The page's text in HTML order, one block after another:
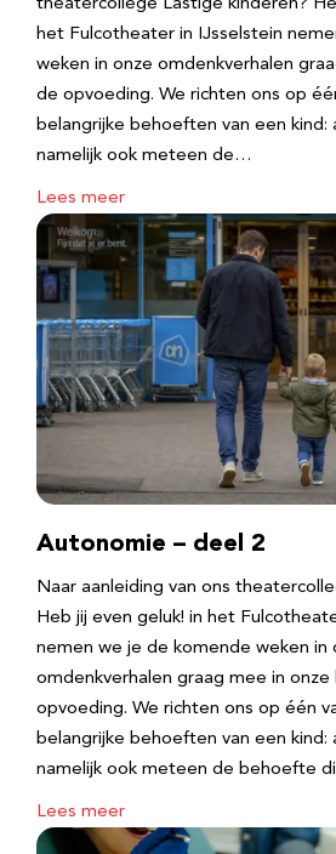
theatercollege Lastige kinderen?
het Fulcotheater in IJsselstein
weken in onze omdenkverhalen
de opvoeding. We richten ons op
belangrijke behoeften van een kind:
namelijk ook meteen de…
Lees meer
Autonomie – deel 2
Naar aanleiding van ons
Heb jij even geluk! in het
nemen we je de komende weken in
omdenkverhalen graag mee in onze
opvoeding. We richten ons op één
belangrijke behoeften van een kind:
namelijk ook meteen de behoefte
Lees meer